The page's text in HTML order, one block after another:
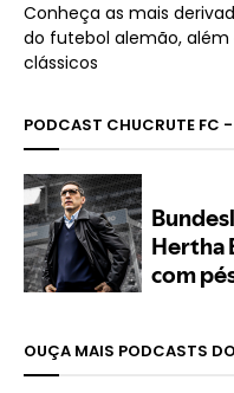
Conheça as mais
do futebol alemão, além
clássicos
PODCAST CHUCRUTE FC
OUÇA MAIS PODCASTS